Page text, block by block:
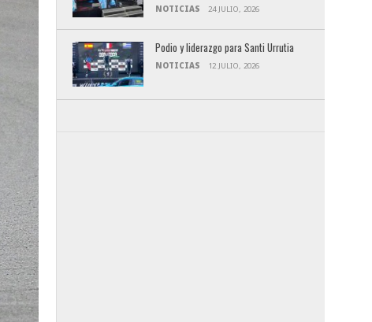
NOTICIAS 24 JULIO, 2026
Podio y liderazgo para Santi Urrutia
NOTICIAS 12 JULIO, 2026